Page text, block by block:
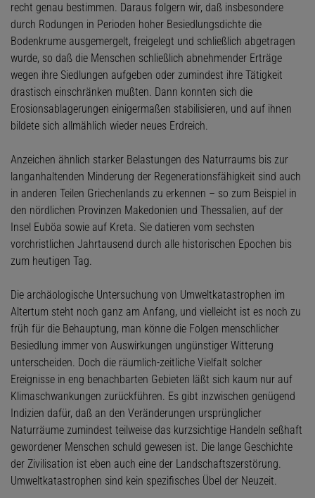
recht genau bestimmen. Daraus folgern wir, daß insbesondere
durch Rodungen in Perioden hoher Besiedlungsdichte die
Bodenkrume ausgemergelt, freigelegt und schließlich abgetragen
wurde, so daß die Menschen schließlich abnehmender Erträge
wegen ihre Siedlungen aufgeben oder zumindest ihre Tätigkeit
drastisch einschränken mußten. Dann konnten sich die
Erosionsablagerungen einigermaßen stabilisieren, und auf ihnen
bildete sich allmählich wieder neues Erdreich.
Anzeichen ähnlich starker Belastungen des Naturraums bis zur
langanhaltenden Minderung der Regenerationsfähigkeit sind auch
in anderen Teilen Griechenlands zu erkennen – so zum Beispiel in
den nördlichen Provinzen Makedonien und Thessalien, auf der
Insel Euböa sowie auf Kreta. Sie datieren vom sechsten
vorchristlichen Jahrtausend durch alle historischen Epochen bis
zum heutigen Tag.
Die archäologische Untersuchung von Umweltkatastrophen im
Altertum steht noch ganz am Anfang, und vielleicht ist es noch zu
früh für die Behauptung, man könne die Folgen menschlicher
Besiedlung immer von Auswirkungen ungünstiger Witterung
unterscheiden. Doch die räumlich-zeitliche Vielfalt solcher
Ereignisse in eng benachbarten Gebieten läßt sich kaum nur auf
Klimaschwankungen zurückführen. Es gibt inzwischen genügend
Indizien dafür, daß an den Veränderungen ursprünglicher
Naturräume zumindest teilweise das kurzsichtige Handeln seßhaft
gewordener Menschen schuld gewesen ist. Die lange Geschichte
der Zivilisation ist eben auch eine der Landschaftszerstörung.
Umweltkatastrophen sind kein spezifisches Übel der Neuzeit.